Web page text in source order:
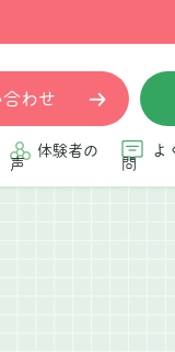
わせ
体験者の
声
よ
問